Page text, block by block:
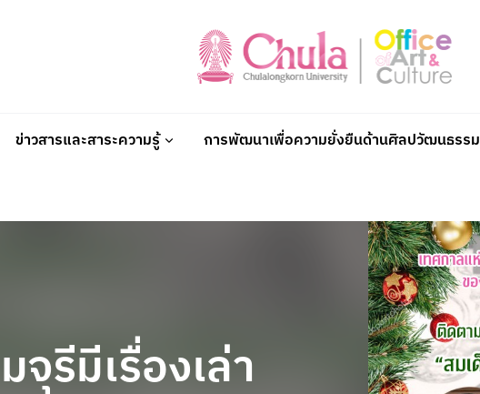
ข่าวสารและสาระความรู้ การพัฒนาเพื่อความยั่งยืนด้านศิลปวัฒนธรรม
จุรีมีเรื่องเล่า